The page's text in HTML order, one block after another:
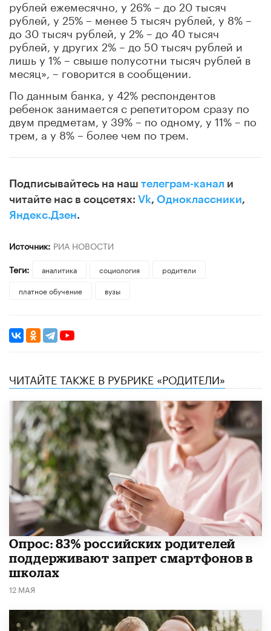
рублей ежемесячно, у 26% – до 20 тысяч
рублей, у 25% – менее 5 тысяч рублей, у 8% –
до 30 тысяч рублей, у 2% – до 40 тысяч
рублей, у других 2% – до 50 тысяч рублей и
лишь у 1% – свыше полусотни тысяч рублей в
месяц», – говорится в сообщении.
По данным банка, у 42% респондентов
ребенок занимается с репетитором сразу по
двум предметам, у 39% – по одному, у 11% – по
трем, а у 8% – более чем по трем.
Подписывайтесь на наш телеграм-канал и
читайте нас в соцсетях: Vk, Одноклассники,
Яндекс.Дзен.
Источник: РИА НОВОСТИ
Теги:
аналитика социология
родители
платное обучение
вузы
ЧИТАЙТЕ ТАКЖЕ В РУБРИКЕ «РОДИТЕЛИ»
Опрос: 83% российских родителей
поддерживают запрет смартфонов в
школах
12 МАЯ